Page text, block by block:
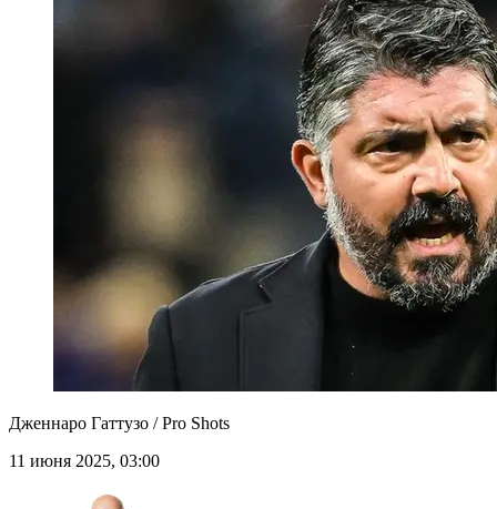
Дженнаро Гаттузо / Pro Shots
11 июня 2025, 03:00